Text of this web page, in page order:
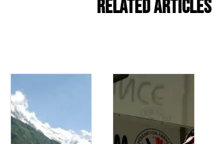
Related Articles